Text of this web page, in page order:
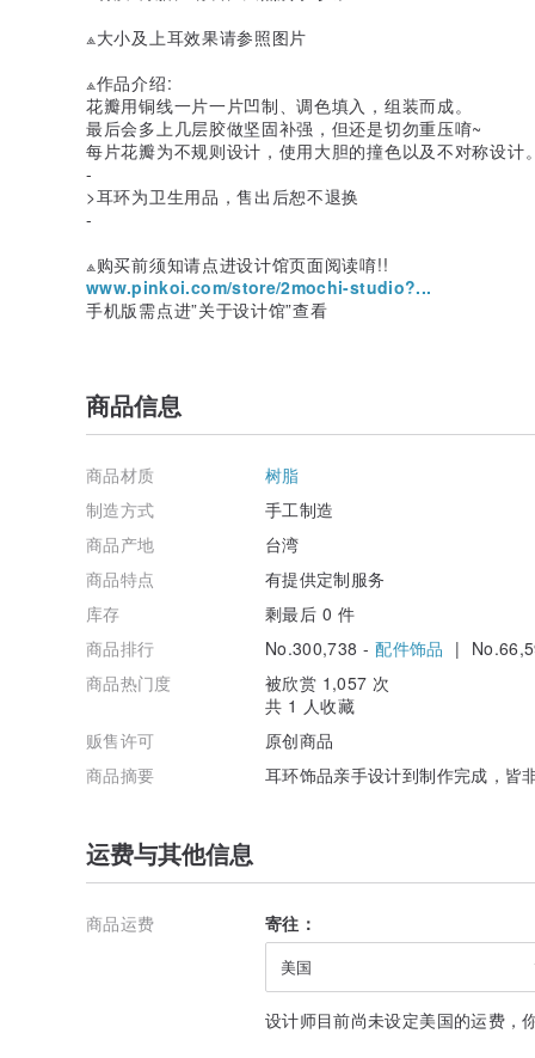
⟁大小及上耳效果请参照图片
⟁作品介绍:
花瓣用铜线一片一片凹制、调色填入，组装而成。
最后会多上几层胶做坚固补强，但还是切勿重压唷~
每片花瓣为不规则设计，使用大胆的撞色以及不对称设计
-
>耳环为卫生用品，售出后恕不退换
-
⟁购买前须知请点进设计馆页面阅读唷!!
www.pinkoi.com/store/2mochi-studio?...
手机版需点进”关于设计馆”查看
商品信息
商品材质
树脂
制造方式
手工制造
商品产地
台湾
商品特点
有提供定制服务
库存
剩最后 0 件
商品排行
No.300,738 -配件饰品 |
商品热门度
被欣赏 1,057 次
共 1 人收藏
贩售许可
原创商品
商品摘要
耳环饰品亲手设计到制作完成，皆
运费与其他信息
商品运费 寄往：
美国
设计师目前尚未设定美国的运费，